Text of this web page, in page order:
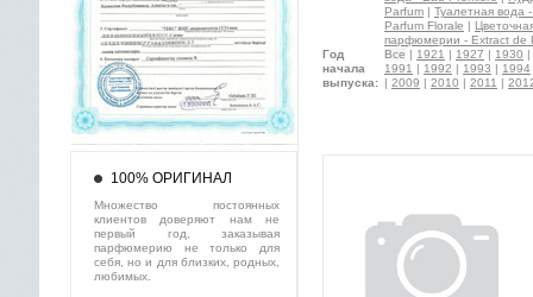
Parfum | Туалетная вода
Parfum Florale |
парфюмерии - Extract de
Год
начала
выпуска:
Все | 1921 | 1927 | 1930 |
1991 | 1992 | 1993 | 1994
| 2009 | 2010 | 2011 |
100% ОРИГИНАЛ
Множество постоянных
клиентов доверяют нам не
первый год, заказывая
парфюмерию не только для
себя, но и для близких, родных,
любимых.